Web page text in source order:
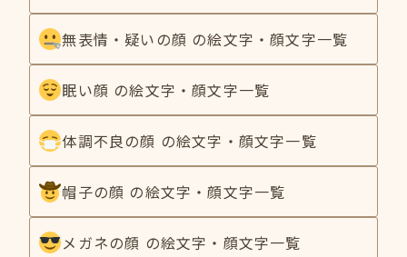
無表情・疑いの顔 の絵文字・顔文字一覧
眠い顔 の絵文字・顔文字一覧
体調不良の顔 の絵文字・顔文字一覧
帽子の顔 の絵文字・顔文字一覧
メガネの顔 の絵文字・顔文字一覧